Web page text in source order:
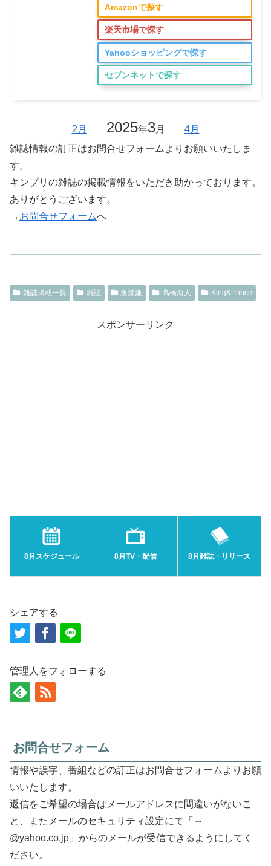
Amazonで探す
楽天市場で探す
Yahooショッピングで探す
セブンネットで探す
2月 2025年3月 4月
雑誌情報の訂正はお問合せフォームよりお願いいたしま
す。
キンプリの雑誌の掲載情報をいただき助かっております。
ありがとうございます。
→ お問合せフォームへ
雑誌掲載一覧 雑誌 永瀬廉 髙橋海人 King&Prince
スポンサーリンク
8月スケジュール 8月TV・配信 8月雑誌・リリース
シェアする
管理人をフォローする
お問合せフォーム
情報や誤字、番組などの訂正はお問合せフォームよりお願
いいたします。
返信をご希望の場合はメールアドレスに間違いがないこ
と、またメールのセキュリティ設定にて「～
@yahoo.co.jp」からのメールが受信できるようにしてく
ださい。